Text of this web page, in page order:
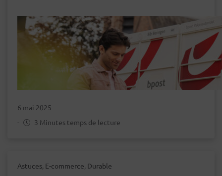
6 mai 2025
-
3 Minutes temps de lecture
Astuces, E-commerce, Durable